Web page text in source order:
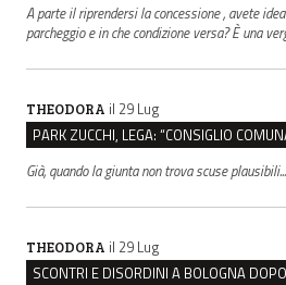
A parte il riprendersi la concessione , avete
parcheggio e in che condizione versa? È una
THEODORA il 29 Lug
Già, quando la giunta non trova scuse
THEODORA il 29 Lug